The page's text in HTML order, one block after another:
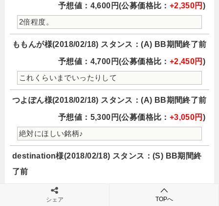
予想値：4,600円(公募価格比： +2,350円 )
2倍程度。
ももんが様(2018/02/18) スタンス：(A) BB期間終了前
予想値：4,700円(公募価格比： +2,450円 )
これくらいまでいったりして
つよぽん様(2018/02/18) スタンス：(A) BB期間終了前
予想値：5,300円(公募価格比： +3,050円 )
絶対にほしい銘柄♪
destination様(2018/02/18) スタンス：(S) BB期間終
了前
予想値：7,800円(公募価格比：
シェア TOPへ